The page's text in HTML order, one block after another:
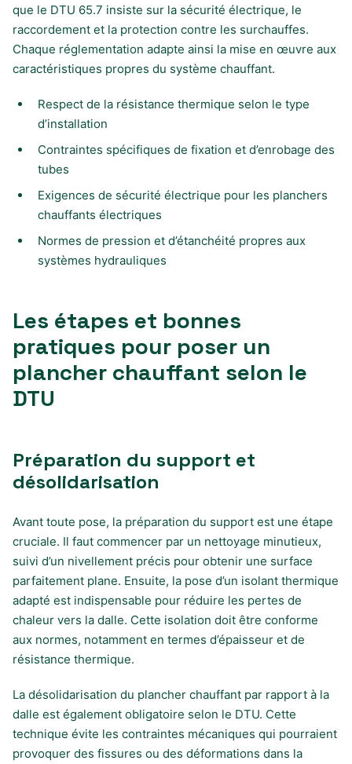
que le DTU 65.7 insiste sur la sécurité électrique, le
raccordement et la protection contre les surchauffes.
Chaque réglementation adapte ainsi la mise en œuvre aux
caractéristiques propres du système chauffant.
Respect de la résistance thermique selon le type
d’installation
Contraintes spécifiques de fixation et d’enrobage des
tubes
Exigences de sécurité électrique pour les planchers
chauffants électriques
Normes de pression et d’étanchéité propres aux
systèmes hydrauliques
Les étapes et bonnes
pratiques pour poser un
plancher chauffant selon le
DTU
Préparation du support et
désolidarisation
Avant toute pose, la préparation du support est une étape
cruciale. Il faut commencer par un nettoyage minutieux,
suivi d’un nivellement précis pour obtenir une surface
parfaitement plane. Ensuite, la pose d’un isolant thermique
adapté est indispensable pour réduire les pertes de
chaleur vers la dalle. Cette isolation doit être conforme
aux normes, notamment en termes d’épaisseur et de
résistance thermique.
La désolidarisation du plancher chauffant par rapport à la
dalle est également obligatoire selon le DTU. Cette
technique évite les contraintes mécaniques qui pourraient
provoquer des fissures ou des déformations dans la